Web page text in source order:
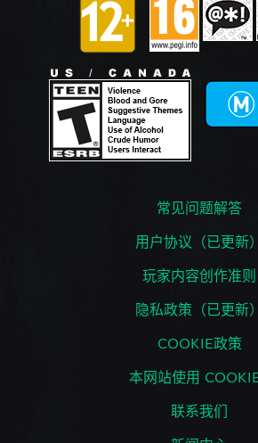
常见问题解答
用户协议（已更新）
玩家内容创作准则
隐私政策（已更新）
COOKIE政策
本网站使用
联系我们